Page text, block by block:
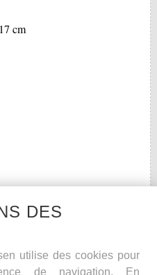
cm
Autres
DES
utilise des cookies pour
de navigation. En